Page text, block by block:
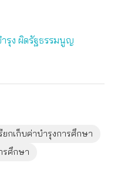
ำรุง ผิดรัฐธรรมนูญ
ยกเก็บค่าบำรุงการศึกษา
รศึกษา